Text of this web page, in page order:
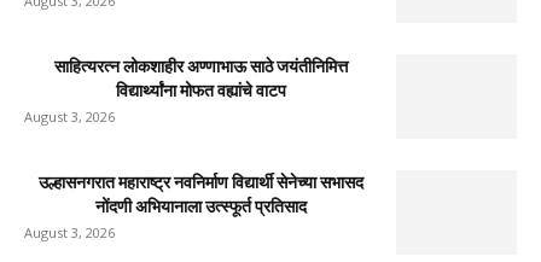
साहित्यरत्न लोकशाहीर अण्णाभाऊ साठे जयंतीनिमित्त
विद्यार्थ्यांना मोफत वह्यांचे वाटप
August 3, 2026
उल्हासनगरात महाराष्ट्र नवनिर्माण विद्यार्थी सेनेच्या सभासद
नोंदणी अभियानाला उत्स्फूर्त प्रतिसाद
August 3, 2026